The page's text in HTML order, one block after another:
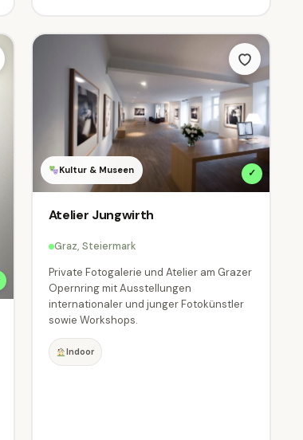
Kultur & Museen ✓
Atelier Jungwirth
Graz, Steiermark
Private Fotogalerie und Atelier am Grazer
Opernring mit Ausstellungen
internationaler und junger Fotokünstler
sowie Workshops.
Indoor